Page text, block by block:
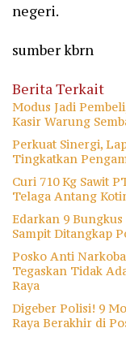
negeri.
sumber kbrn
Berita Terkait
Modus Jadi
Kasir Warung
Perkuat Sinergi,
Tingkatkan
Curi 710 Kg Sawit
Telaga Antang
Edarkan 9
Sampit Ditangkap
Posko Anti
Tegaskan Tidak
Raya
Digeber Polisi! 9
Raya Berakhir di